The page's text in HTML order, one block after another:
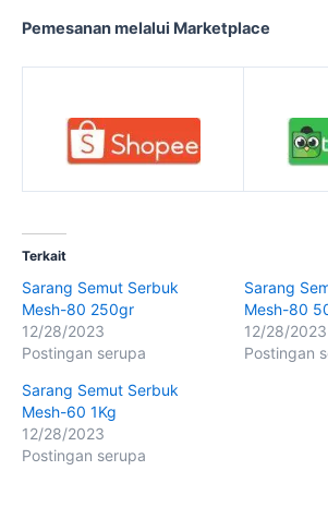
Pemesanan melalui Marketplace
Terkait
Sarang Semut Serbuk
Mesh-80 250gr
12/28/2023
Postingan serupa
Sarang
Mesh-80
12/28/2023
Postingan
Sarang Semut Serbuk
Mesh-60 1Kg
12/28/2023
Postingan serupa